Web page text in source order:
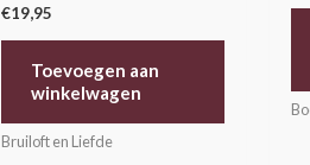
€19,95
Toevoegen aan
winkelwagen
Bruiloft en Liefde